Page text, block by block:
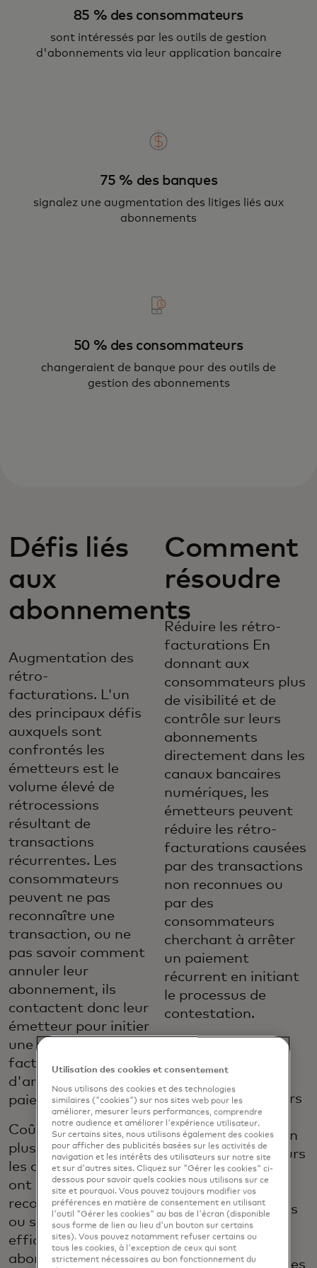
85 % des consommateurs
sont intéressés par les outils de gestion
d'abonnements via leur application bancaire
75 % des banques
signalez une augmentation des litiges liés aux
abonnements
50 % des consommateurs
changeraient de banque pour des outils de
gestion des abonnements
Défis liés
aux
abonnements
Augmentation des
rétro-
facturations. L'un
des principaux défis
auxquels sont
confrontés les
émetteurs est le
volume élevé de
rétrocessions
résultant de
transactions
récurrentes. Les
consommateurs
peuvent ne pas
reconnaître une
transaction, ou ne
pas savoir comment
annuler leur
abonnement, ils
contactent donc leur
émetteur pour initier
une rétro-
facturation afin
d'arrêter un
paiement récurrent.
Coûts d'exploitation
plus élevés. Lorsque
les consommateurs
ont du mal à
reconnaître, annuler
ou suspendre
efficacement leurs
abonnements, ils
Comment
résoudre
Réduire les rétro-
facturations En
donnant aux
consommateurs plus
de visibilité et de
contrôle sur leurs
abonnements
directement dans les
canaux bancaires
numériques, les
émetteurs peuvent
réduire les rétro-
facturations causées
par des transactions
non reconnues ou
par des
consommateurs
cherchant à arrêter
un paiement
récurrent en initiant
le processus de
contestation.
aux consommateurs
de gérer leurs
abonnements en un
seul endroit, via leurs
canaux bancaires
numériques, leur
offre plus d'options
de libre-service qui
peuvent aider à
réduire le volume des
Utilisation des cookies et consentement
Nous utilisons des cookies et des technologies
similaires ("cookies") sur nos sites web pour les
améliorer, mesurer leurs performances, comprendre
notre audience et améliorer l'expérience utilisateur.
Sur certains sites, nous utilisons également des cookies
pour afficher des publicités basées sur les activités de
navigation et les intérêts des utilisateurs sur notre site
et sur d'autres sites. Cliquez sur "Gérer les cookies" ci-
dessous pour savoir quels cookies nous utilisons sur ce
site et pourquoi. Vous pouvez toujours modifier vos
préférences en matière de consentement en utilisant
l'outil "Gérer les cookies" au bas de l'écran (disponible
sous forme de lien au lieu d'un bouton sur certains
sites). Vous pouvez notamment refuser certains ou
tous les cookies, à l'exception de ceux qui sont
strictement nécessaires au bon fonctionnement du